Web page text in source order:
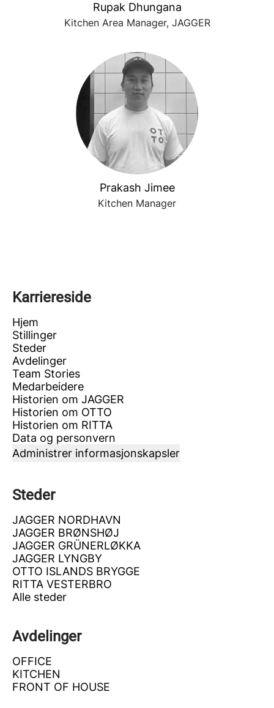
Rupak Dhungana
Kitchen Area Manager, JAGGER
Prakash Jimee
Kitchen Manager
Karriereside
Hjem
Stillinger
Steder
Avdelinger
Team Stories
Medarbeidere
Historien om JAGGER
Historien om OTTO
Historien om RITTA
Data og personvern
Administrer informasjonskapsler
Steder
JAGGER NORDHAVN
JAGGER BRØNSHØJ
JAGGER GRÜNERLØKKA
JAGGER LYNGBY
OTTO ISLANDS BRYGGE
RITTA VESTERBRO
Alle steder
Avdelinger
OFFICE
KITCHEN
FRONT OF HOUSE